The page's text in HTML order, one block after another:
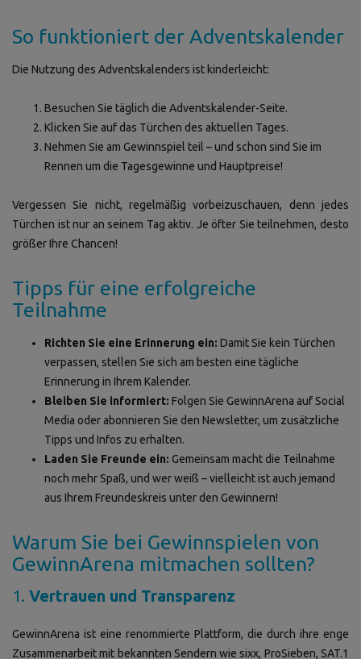
So funktioniert der Adventskalender
Die Nutzung des Adventskalenders ist kinderleicht:
Besuchen Sie täglich die Adventskalender-Seite.
Klicken Sie auf das Türchen des aktuellen Tages.
Nehmen Sie am Gewinnspiel teil – und schon sind Sie im
Rennen um die Tagesgewinne und Hauptpreise!
Vergessen Sie nicht, regelmäßig vorbeizuschauen, denn jedes
Türchen ist nur an seinem Tag aktiv. Je öfter Sie teilnehmen, desto
größer Ihre Chancen!
Tipps für eine erfolgreiche
Teilnahme
Richten Sie eine Erinnerung ein: Damit Sie kein Türchen
verpassen, stellen Sie sich am besten eine tägliche
Erinnerung in Ihrem Kalender.
Bleiben Sie informiert: Folgen Sie GewinnArena auf Social
Media oder abonnieren Sie den Newsletter, um zusätzliche
Tipps und Infos zu erhalten.
Laden Sie Freunde ein: Gemeinsam macht die Teilnahme
noch mehr Spaß, und wer weiß – vielleicht ist auch jemand
aus Ihrem Freundeskreis unter den Gewinnern!
Warum Sie bei Gewinnspielen von
GewinnArena mitmachen sollten?
1. Vertrauen und Transparenz
GewinnArena ist eine renommierte Plattform, die durch ihre enge
Zusammenarbeit mit bekannten Sendern wie sixx, ProSieben, SAT.1